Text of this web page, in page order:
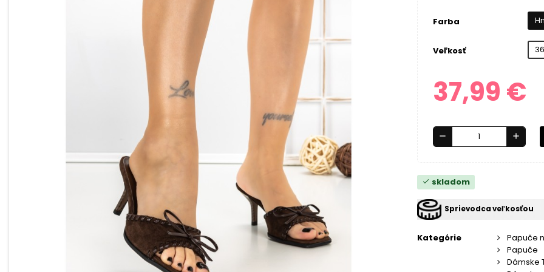
Farba
Veľkosť 36
37,99 €
remove add
check skladom
Sprievodca veľkosťou
Kategórie
Papuče
Papuče
Dámske